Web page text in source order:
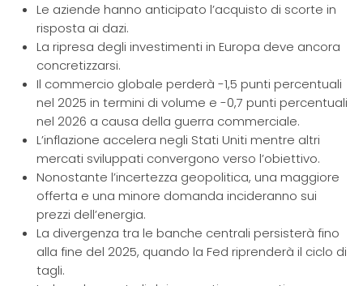
Le aziende hanno anticipato l’acquisto di scorte in
risposta ai dazi.
La ripresa degli investimenti in Europa deve ancora
concretizzarsi.
Il commercio globale perderà -1,5 punti percentuali
nel 2025 in termini di volume e -0,7 punti percentuali
nel 2026 a causa della guerra commerciale.
L’inflazione accelera negli Stati Uniti mentre altri
mercati sviluppati convergono verso l’obiettivo.
Nonostante l’incertezza geopolitica, una maggiore
offerta e una minore domanda incideranno sui
prezzi dell’energia.
La divergenza tra le banche centrali persisterà fino
alla fine del 2025, quando la Fed riprenderà il ciclo di
tagli.